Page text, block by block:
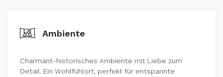
Ambiente
Charmant-historisches Ambiente mit Liebe zum
Detail. Ein Wohlfühlort, perfekt für entspannte